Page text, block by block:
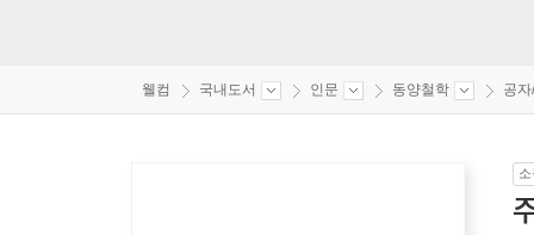
웰컴 국내도서 인문 동양철학 공